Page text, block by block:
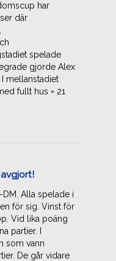
har
där
spelade
gjorde Alex
mellanstadiet
fullt hus = 21
Alla spelade i
för sig. Vinst för
Vid lika poäng
partier. I
som vann
De går vidare